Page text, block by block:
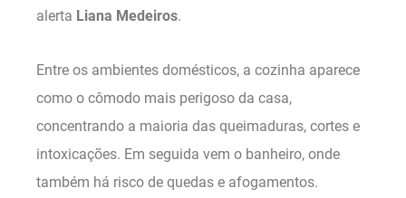
alerta Liana Medeiros.
Entre os ambientes domésticos, a cozinha aparece
como o cômodo mais perigoso da casa,
concentrando a maioria das queimaduras, cortes e
intoxicações. Em seguida vem o banheiro, onde
também há risco de quedas e afogamentos.